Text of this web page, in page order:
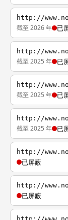
http://
截至 2026 年 已
http://
截至 2025 年 已
http://
截至 2025 年 已
http://
截至 2025 年 已
http://
已屏蔽
http://
已屏蔽